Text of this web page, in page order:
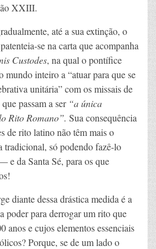
XXIII.
até a sua extinção, o
se na carta que acompanha
Custodes, na qual o pontífice
mundo inteiro a “atuar para que se
unitária” com os missais de
passam a ser “a única
Rito Romano”. Sua consequência
de rito latino não têm mais o
tradicional, só podendo fazê-lo
e da Santa Sé, para os que
diante dessa drástica medida é a
poder para derrogar um rito que
anos e cujos elementos essenciais
Porque, se de um lado o